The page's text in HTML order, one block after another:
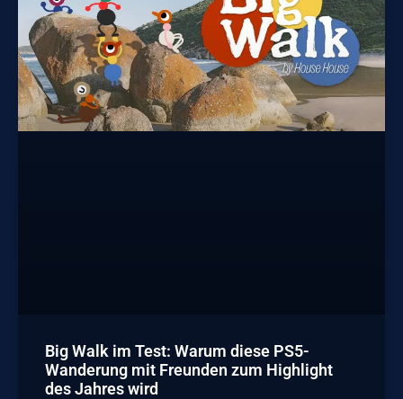
Big Walk im Test: Warum diese PS5-
Wanderung mit Freunden zum Highlight
des Jahres wird